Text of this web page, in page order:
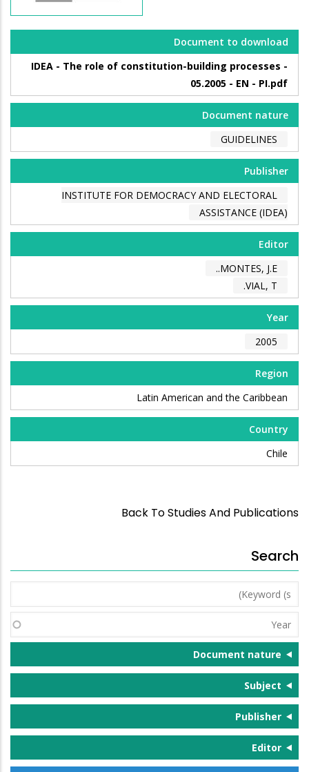
Document to download
IDEA - The role of constitution-building processes -
05.2005 - EN - PI.pdf
Document nature
GUIDELINES
Publisher
INSTITUTE FOR DEMOCRACY AND ELECTORAL
ASSISTANCE (IDEA)
Editor
MONTES, J.E..
VIAL, T.
Year
2005
Region
Latin American and the Caribbean
Country
Chile
Back To Studies And Publications
Search
Keyword
(s)
Year
Document nature
Subject
Publisher
Editor